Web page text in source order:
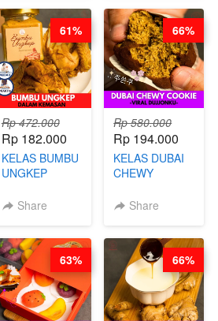
BARISTA
ARISUDANA
Rp 472.000
Rp 182.000
KELAS BUMBU
UNGKEP
KEMASAN - BY
Share
61%
Rp 580.000
Rp 194.000
KELAS DUBAI
CHEWY
VIRAL
DITA
Share
66%
63% 66%